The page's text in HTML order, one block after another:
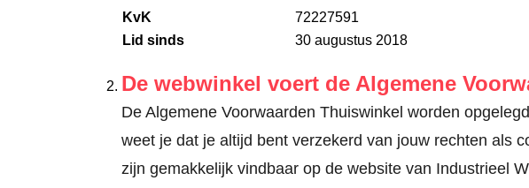
KvK
72227591
Lid sinds
30 augustus 2018
De webwinkel voert de Algemene
De Algemene Voorwaarden Thuiswinkel worden
weet je dat je altijd bent verzekerd van jouw rechten als
zijn gemakkelijk vindbaar op de website van Industrieel